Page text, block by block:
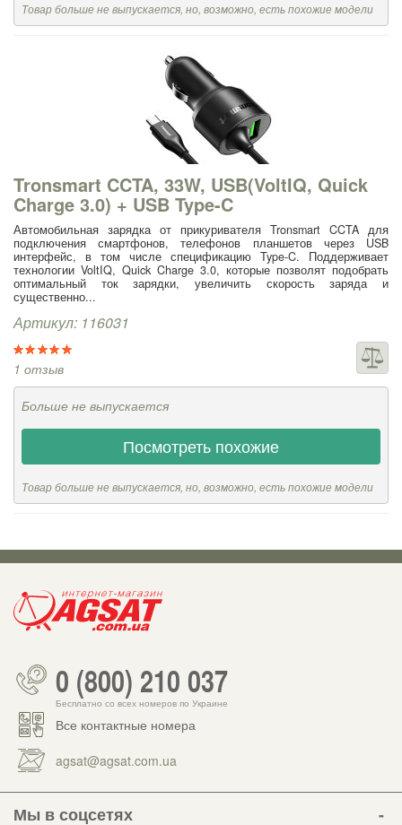
Товар больше не выпускается, но, возможно, есть похожие модели
Tronsmart CCTA, 33W, USB(VoltIQ, Quick
Charge 3.0) + USB Type-C
Автомобильная зарядка от прикуривателя Tronsmart CCTA для
подключения смартфонов, телефонов планшетов через USB
интерфейс, в том числе спецификацию Type-C. Поддерживает
технологии VoltIQ, Quick Charge 3.0, которые позволят подобрать
оптимальный ток зарядки, увеличить скорость заряда и
существенно...
Артикул: 116031
1 отзыв
Больше не выпускается
Посмотреть похожие
Товар больше не выпускается, но, возможно, есть похожие модели
0 (800) 210 037
Бесплатно со всех номеров по Украине
Все контактные номера
agsat@agsat.com.ua
Мы в соцсетях